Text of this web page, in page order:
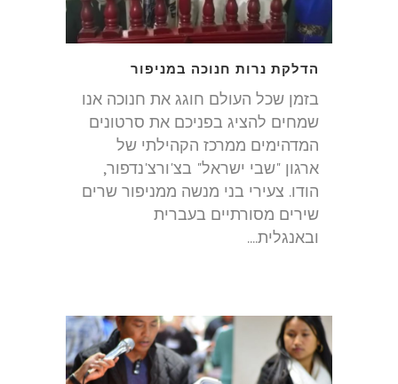
הדלקת נרות חנוכה במניפור
בזמן שכל העולם חוגג את חנוכה אנו
שמחים להציג בפניכם את סרטונים
המדהימים ממרכז הקהילתי של
ארגון "שבי ישראל" בצ'ורצ'נדפור,
הודו. צעירי בני מנשה ממניפור שרים
שירים מסורתיים בעברית
ובאנגלית....